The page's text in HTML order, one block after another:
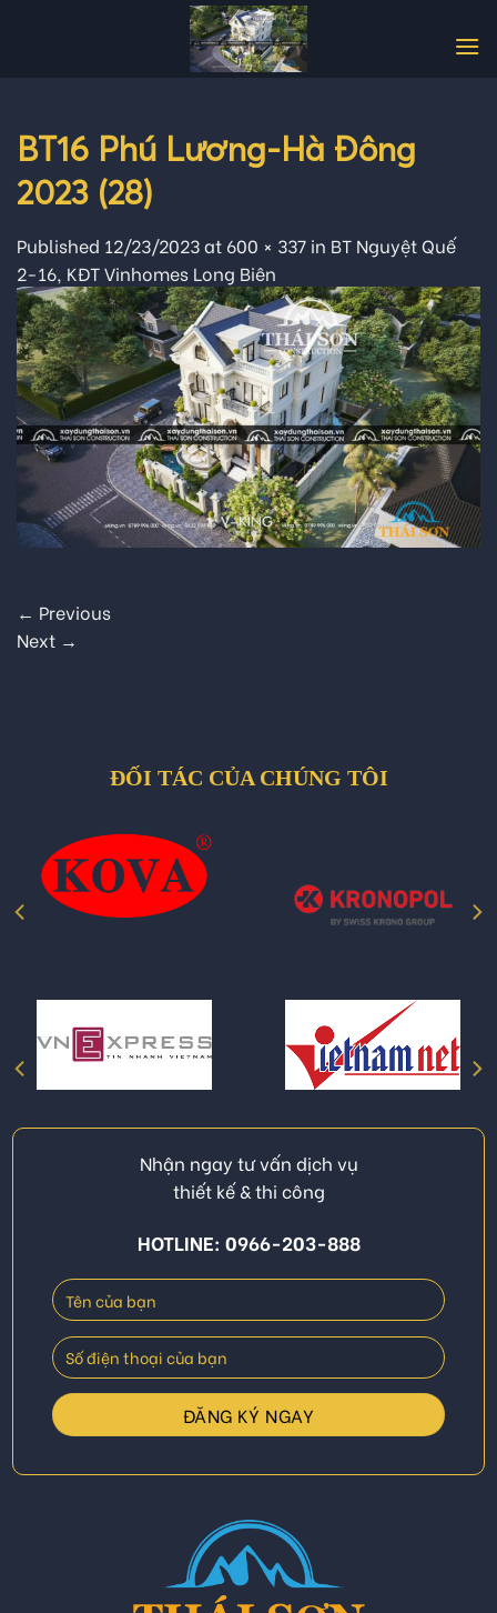
BT16 Phú Lương-Hà Đông
2023 (28)
Published 12/23/2023at 600 × 337 in BT Nguyệt Quế
2-16, KĐT Vinhomes Long Biên
← Previous
Next →
ĐỐI TÁC CỦA CHÚNG TÔI
Nhận ngay tư vấn dịch vụ
thiết kế & thi công
HOTLINE: 0966-203-888